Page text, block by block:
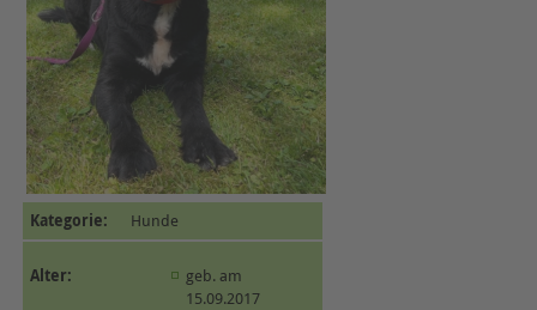
Kategorie: Hunde
Alter:
geb. am
15.09.2017